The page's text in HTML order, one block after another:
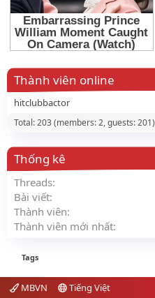
Thành viên online
hitclubbactor
Total: 203 (members: 2, guests: 201)
Thống kê
Threads
Bài viết
Thành viên
Thành viên mới nhất
Tags
MBVN Tiếng Việt